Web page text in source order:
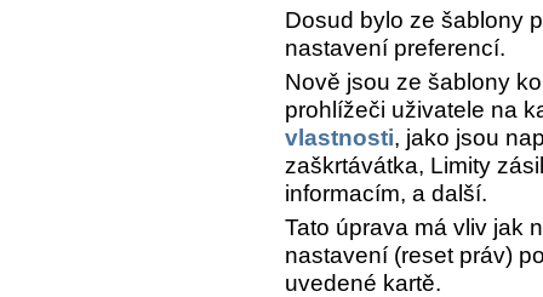
Dosud bylo ze šablony
nastavení preferencí.
Nově jsou ze šablony
prohlížeči uživatele na
vlastnosti, jako jsou
zaškrtávátka, Limity
informacím, a další.
Tato úprava má vliv jak
nastavení (reset práv)
uvedené kartě.